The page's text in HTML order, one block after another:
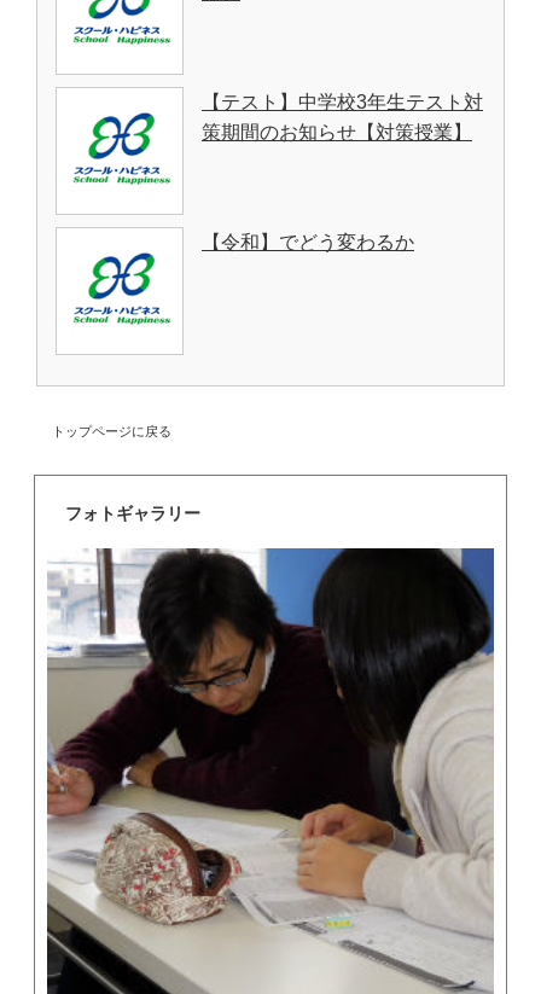
【テスト】中学校3年生テスト対
策期間のお知らせ【対策授業】
【令和】でどう変わるか
トップページに戻る
フォトギャラリー